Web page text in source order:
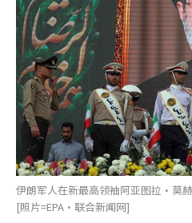
伊朗军人在新最高领袖阿亚图拉·莫
[照片=EPA·联合新闻网]